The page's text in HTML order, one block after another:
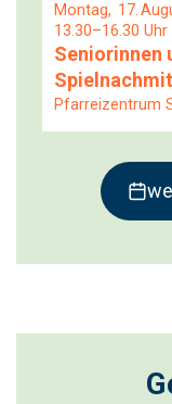
Montag 17
13.30–16.30 Uhr
Seniorinnen
Pfarreizentrum